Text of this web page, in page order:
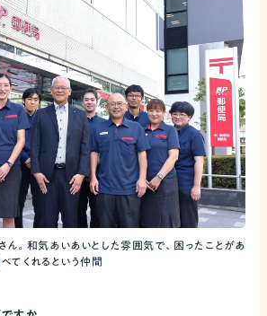
。和気あいあいとした雰囲気で、困ったことがあ
てくれるという仲間